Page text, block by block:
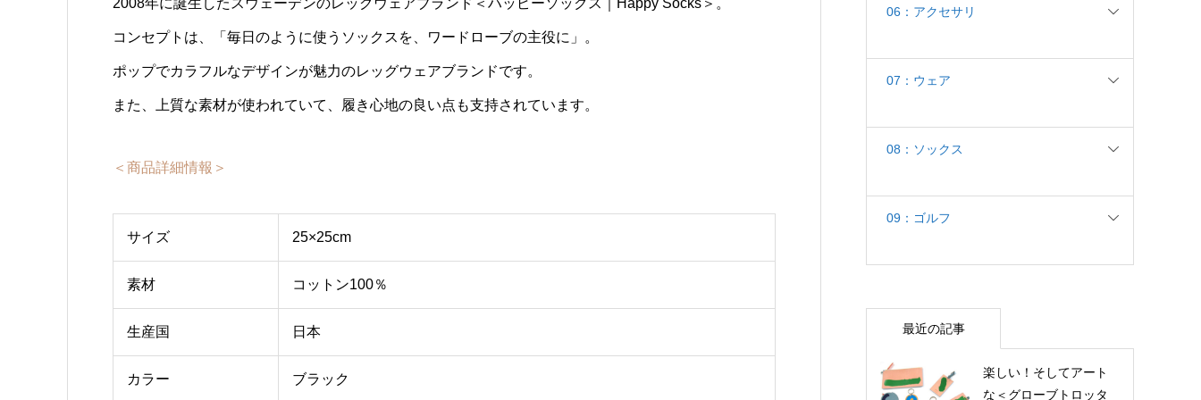
2008年に誕生したスウェーデンのレッグウェアブランド＜ハッピーソックス｜Happy Socks＞。
コンセプトは、「毎日のように使うソックスを、ワードローブの主役に」。
ポップでカラフルなデザインが魅力のレッグウェアブランドです。
また、上質な素材が使われていて、履き心地の良い点も支持されています。
＜商品詳細情報＞
サイズ 25×25cm
素材 コットン100％
生産国 日本
カラー ブラック
06：アクセサリ
07：ウェア
08：ソックス
09：ゴルフ
最近の記事
楽しい！そしてアート
な＜グローブトロッタ